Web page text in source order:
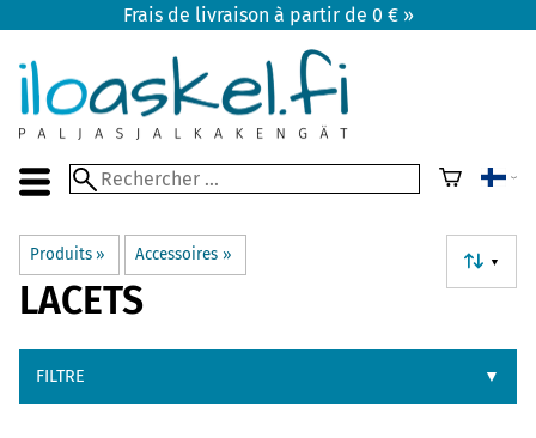
Frais de livraison à partir de 0 € »
Produits ‪» Accessoires ‪» ▼
LACETS
FILTRE ▼